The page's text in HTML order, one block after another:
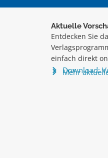
Aktuelle
Entdecken Sie
einfach direkt
Download:
Mehr